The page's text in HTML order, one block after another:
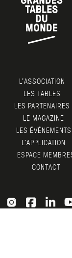
L’ASSOCIATION
LES TABLES
LES PARTENAIRES
LE MAGAZINE
LES ÉVÉNEMENTS
L’APPLICATION
ESPACE MEMBRES
CONTACT